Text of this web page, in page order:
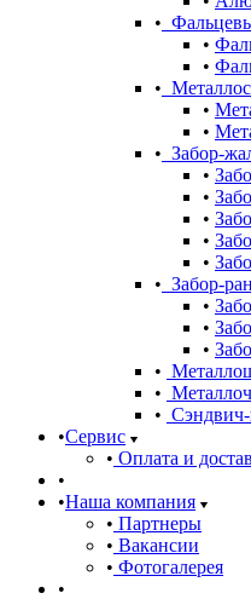
Забор-
Забор-
Сервис
Оплата и
Наша компания
Партнеры
Вакансии
Фотогалерея